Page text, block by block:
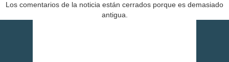
Los comentarios de la noticia están cerrados porque es demasiado
antigua.